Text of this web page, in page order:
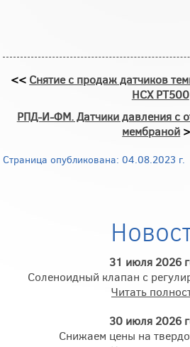
<< Снятие с продаж датчиков
НСХ PТ500
РПД-И-ФМ. Датчики давления с
мембраной
Страница опубликована: 04.08.2023 г.
31 июля 2026
Соленоидный клапан с
Читать
30 июля 2026
Снижаем цены на